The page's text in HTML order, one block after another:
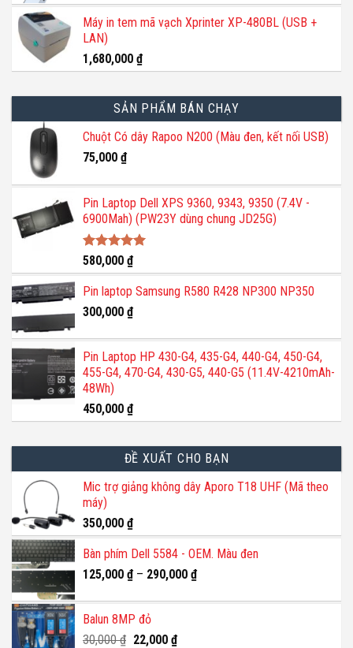
Máy in tem mã vạch Xprinter XP-480BL (USB +
LAN)
1,680,000 ₫
SẢN PHẨM BÁN CHẠY
Chuột Có dây Rapoo N200 (Màu đen, kết nối USB)
75,000 ₫
Pin Laptop Dell XPS 9360, 9343, 9350 (7.4V -
6900Mah) (PW23Y dùng chung JD25G)
Được xếp
hạng5.00
5 sao
580,000 ₫
Pin laptop Samsung R580 R428 NP300 NP350
300,000 ₫
Pin Laptop HP 430-G4, 435-G4, 440-G4, 450-G4,
455-G4, 470-G4, 430-G5, 440-G5 (11.4V-4210mAh-
48Wh)
450,000 ₫
ĐỀ XUẤT CHO BẠN
Mic trợ giảng không dây Aporo T18 UHF (Mã theo
máy)
350,000 ₫
Bàn phím Dell 5584 - OEM. Màu đen
125,000 ₫– 290,000 ₫
Balun 8MP đỏ
30,000₫ Giá
22,000 ₫Giá